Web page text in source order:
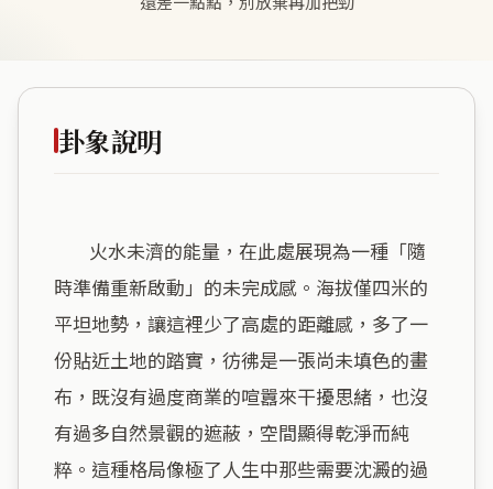
卦象說明
時準備重新啟動」的未完成感。海拔僅四米的
平坦地勢，讓這裡少了高處的距離感，多了一
份貼近土地的踏實，彷彿是一張尚未填色的畫
布，既沒有過度商業的喧囂來干擾思緒，也沒
有過多自然景觀的遮蔽，空間顯得乾淨而純
粹。這種格局像極了人生中那些需要沈澱的過